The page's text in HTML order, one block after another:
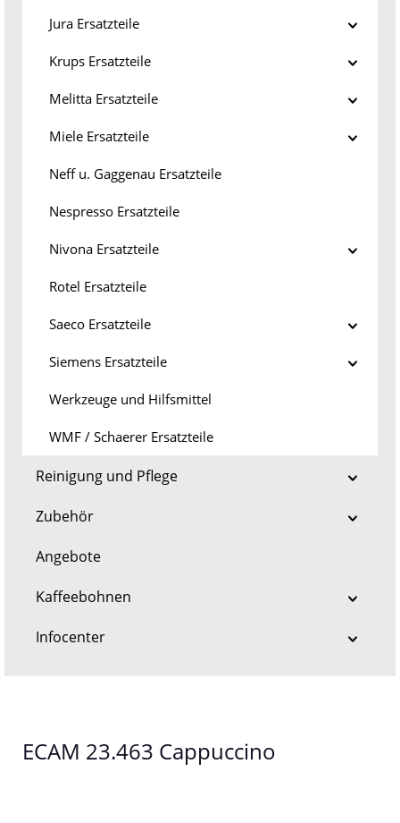
Jura Ersatzteile
Krups Ersatzteile
Melitta Ersatzteile
Miele Ersatzteile
Neff u. Gaggenau Ersatzteile
Nespresso Ersatzteile
Nivona Ersatzteile
Rotel Ersatzteile
Saeco Ersatzteile
Siemens Ersatzteile
Werkzeuge und Hilfsmittel
WMF / Schaerer Ersatzteile
Reinigung und Pflege
Zubehör
Angebote
Kaffeebohnen
Infocenter
ECAM 23.463 Cappuccino